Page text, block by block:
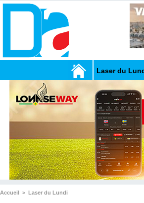
Laser du
Accueil > Laser du Lundi